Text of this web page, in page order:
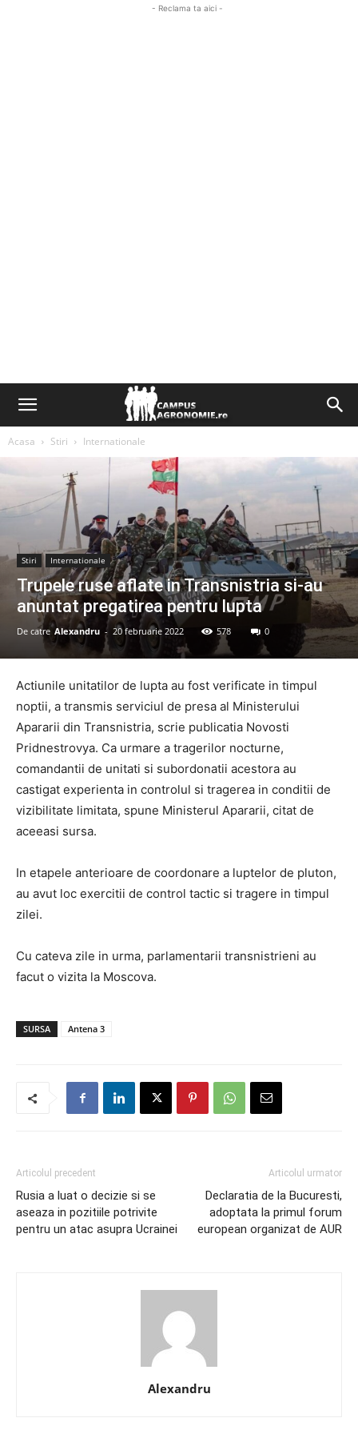
- Reclama ta aici -
Acasa Stiri Internationale
Stiri Internationale
Trupele ruse aflate in Transnistria si-au
anuntat pregatirea pentru lupta
De catre Alexandru - 20 februarie 2022 578 0
Actiunile unitatilor de lupta au fost verificate in timpul
noptii, a transmis serviciul de presa al Ministerului
Apararii din Transnistria, scrie publicatia Novosti
Pridnestrovya. Ca urmare a tragerilor nocturne,
comandantii de unitati si subordonatii acestora au
castigat experienta in controlul si tragerea in conditii de
vizibilitate limitata, spune Ministerul Apararii, citat de
aceeasi sursa.
In etapele anterioare de coordonare a luptelor de pluton,
au avut loc exercitii de control tactic si tragere in timpul
zilei.
Cu cateva zile in urma, parlamentarii transnistrieni au
facut o vizita la Moscova.
SURSA Antena 3
Articolul precedent
Rusia a luat o decizie si se
aseaza in pozitiile potrivite
pentru un atac asupra Ucrainei
Articolul urmator
Declaratia de la Bucuresti,
adoptata la primul forum
european organizat de AUR
Alexandru